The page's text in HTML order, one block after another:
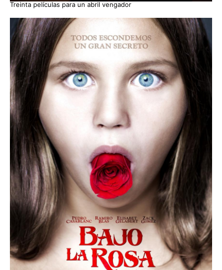
Treinta películas para un abril vengador